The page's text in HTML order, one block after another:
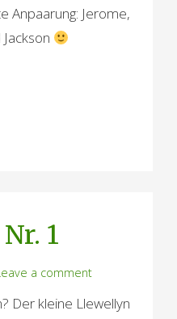
Anpaarung: Jerome,
1
a comment
Der kleine Llewellyn